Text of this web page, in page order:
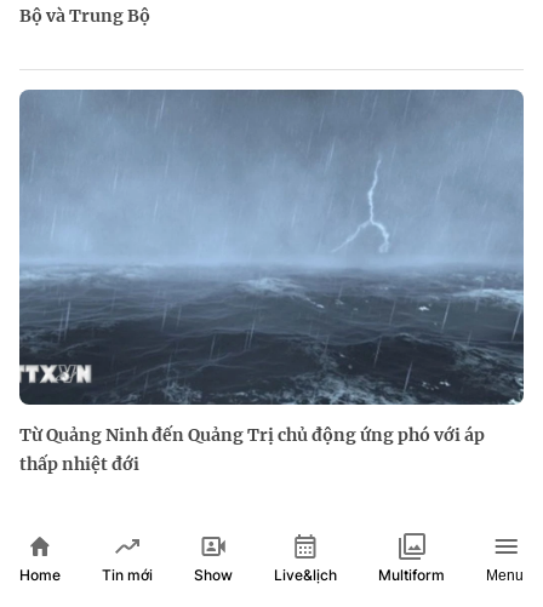
Bộ và Trung Bộ
Từ Quảng Ninh đến Quảng Trị chủ động ứng phó với áp
thấp nhiệt đới
Home Tin mới Show Live&lịch Multiform Menu